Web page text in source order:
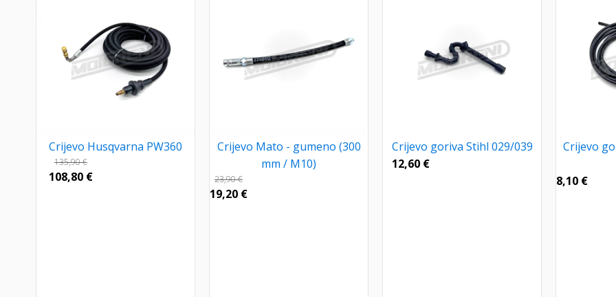
Crijevo Husqvarna PW360
135,90€
108,80 €
Crijevo Mato - gumeno (300
mm / M10)
23,90€
19,20 €
Crijevo goriva Stihl 029/039
12,60 €
Crijevo
8,10 €